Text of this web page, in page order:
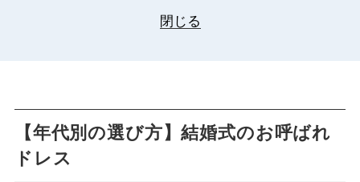
閉じる
【年代別の選び方】結婚式のお呼ばれ
ドレス